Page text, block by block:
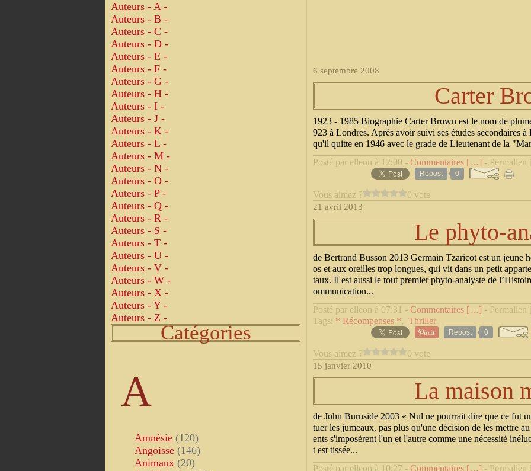
Auteurs - A -
Auteurs - B -
Auteurs - C -
Auteurs - D -
Auteurs - E -
Auteurs - F -
Auteurs - G -
Auteurs - H -
Auteurs - I -
Auteurs - J -
Auteurs - K -
Auteurs - L -
Auteurs - M -
Auteurs - N -
Auteurs - O -
Auteurs - P -
Auteurs - Q -
Auteurs - R -
Auteurs - S -
Auteurs - T -
Auteurs - U -
Auteurs - V -
Auteurs - W -
Auteurs - X -
Auteurs - Y -
Auteurs - Z -
Catégories
A
Amnésie (120)
Angoisse (146)
Animaux (20)
6 septembre 2008
Carter
1923 - 1985 Biographie Carter Brown est le nom de
923 à Londres. Après avoir suivi ses études secondaires
qu'il quitte en 1946 avec le grade de Lieutenant de la
Posté par elleon à 12:00 - Commentaires […] - Permalien
Repost 0
Vous aimez ? 0 vote
21 avril 2013
Le phyto-
de Bertrand Busson 2013 Germain Tzaricot est un jeune
os et aux oreilles trop longues, qui vit dans un petit
taux. Il est aussi le tout premier phyto-analyste de
ommunication...
Posté par elleon à 07:31 - Commentaires […] - Permalien
Tags: * Récompenses *, Thriller
Repost 0
Vous aimez ? 0 vote
15 janvier 2010
La maison
de John Burnside 2003 « Nul ne pourrait dire que ce fut
tuer les jumeaux, pas plus qu'une décision de les mettre
ents s'imposèrent l'un et l'autre comme une nécessité
t est tissée...
Posté par elleon à 10:27 - Commentaires […] - Permalien